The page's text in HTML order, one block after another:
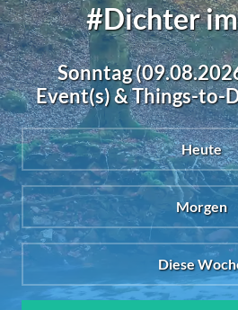
#Dichter
Sonntag
Event(s) & Things-to-
Heute
Morgen
Diese